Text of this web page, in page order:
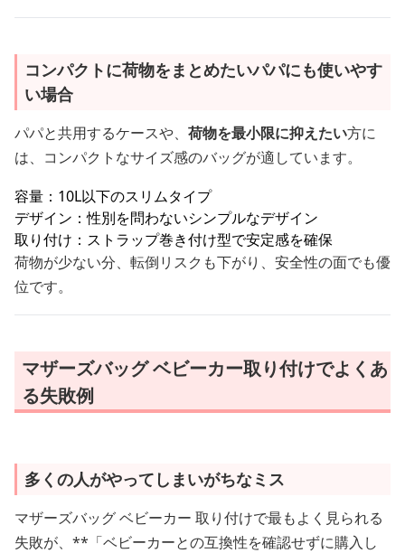
コンパクトに荷物をまとめたいパパにも使いやす
い場合
パパと共用するケースや、 荷物を最小限に抑えたい方に
は、コンパクトなサイズ感のバッグが適しています。
容量：10L以下のスリムタイプ
デザイン：性別を問わないシンプルなデザイン
取り付け：ストラップ巻き付け型で安定感を確保
荷物が少ない分、転倒リスクも下がり、安全性の面でも優
位です。
マザーズバッグ ベビーカー取り付けでよくあ
る失敗例
多くの人がやってしまいがちなミス
マザーズバッグ ベビーカー 取り付けで最もよく見られる
失敗が、**「ベビーカーとの互換性を確認せずに購入し